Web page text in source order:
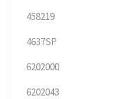
458219
4637SP
6202000
6202043